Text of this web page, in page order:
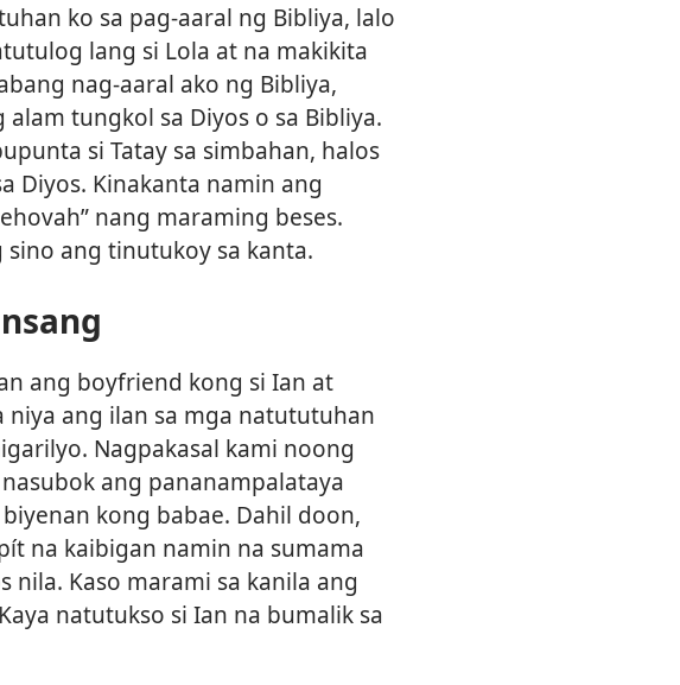
ko sa pag-aaral ng Bibliya, lalo
lang si Lola at na makikita
nag-aaral ako ng Bibliya,
tungkol sa Diyos o sa Bibliya.
si Tatay sa simbahan, halos
Diyos. Kinakanta namin ang
nang maraming beses.
ang tinutukoy sa kanta.
ang boyfriend kong si Ian at
niya ang ilan sa mga natututuhan
Nagpakasal kami noong
ang pananampalataya
kong babae. Dahil doon,
na kaibigan namin na sumama
nila. Kaso marami sa kanila ang
natutukso si Ian na bumalik sa